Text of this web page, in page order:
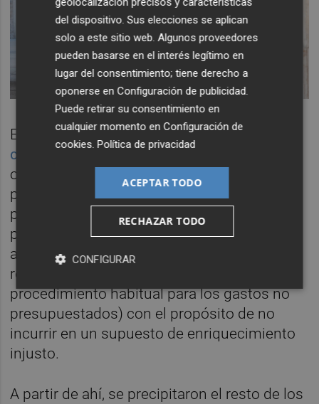
Ese informe de Agulló (que fue relegado
cuando trascendieron las anomalías
otro con conclusiones similares elaborado
por el interventor municipal, lo que llevó a
paralizar el pago de las 25 facturas por el
procedimiento ordinario para proceder a
abonarlas bajo la fórmula del
reconocimiento extrajudicial de crédito (el
procedimiento habitual para los gastos no
presupuestados) con el propósito de no
incurrir en un supuesto de enriquecimiento
injusto.
A partir de ahí, se precipitaron el resto de los
del dispositivo. Sus elecciones se aplican
solo a este sitio web. Algunos proveedores
pueden basarse en el interés legítimo en
lugar del consentimiento; tiene derecho a
oponerse enConfiguración de publicidad.
Puede retirar su consentimiento en
cualquier momento enConfiguración de
cookies.Política de privacidad
ACEPTAR TODO
RECHAZAR TODO
CONFIGURAR